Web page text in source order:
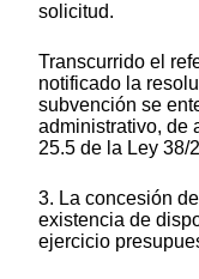
solicitud.
Transcurrido el
notificado la
subvención se
administrativo, de
25.5 de la Ley 38/
3. La concesión
existencia de
ejercicio